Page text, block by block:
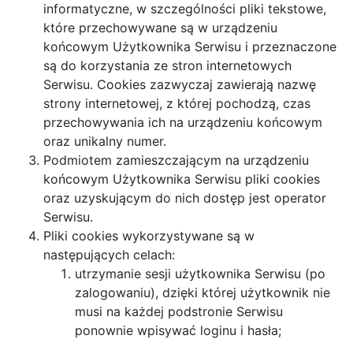
informatyczne, w szczególności pliki tekstowe,
które przechowywane są w urządzeniu
końcowym Użytkownika Serwisu i przeznaczone
są do korzystania ze stron internetowych
Serwisu. Cookies zazwyczaj zawierają nazwę
strony internetowej, z której pochodzą, czas
przechowywania ich na urządzeniu końcowym
oraz unikalny numer.
Podmiotem zamieszczającym na urządzeniu
końcowym Użytkownika Serwisu pliki cookies
oraz uzyskującym do nich dostęp jest operator
Serwisu.
Pliki cookies wykorzystywane są w
następujących celach:
utrzymanie sesji użytkownika Serwisu (po
zalogowaniu), dzięki której użytkownik nie
musi na każdej podstronie Serwisu
ponownie wpisywać loginu i hasła;